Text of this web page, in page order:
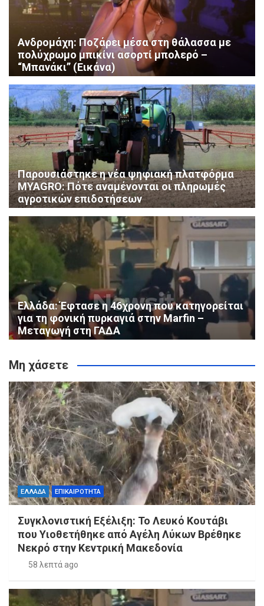
Ανδρομάχη: Ποζάρει μέσα στη θάλασσα με
πολύχρωμο μπικίνι ασορτί μπολερό –
“Μπανάκι” (Εικάνα)
Παρουσιάστηκε η νέα ψηφιακή πλατφόρμα
MYAGRO: Πότε αναμένονται οι πληρωμές
αγροτικών επιδοτήσεων
Ελλάδα: Έφτασε η 46χρονη που κατηγορείται
για τη φονική πυρκαγιά στην Marfin –
Μεταγωγή στη ΓΑΔΑ
Μη χάσετε
ΕΛΛΑΔΑ ΕΠΙΚΑΙΡΟΤΗΤΑ
Συγκλονιστική Εξέλιξη: Το Λευκό Κουτάβι
που Υιοθετήθηκε από Αγέλη Λύκων Βρέθηκε
Νεκρό στην Κεντρική Μακεδονία
58 λεπτά ago